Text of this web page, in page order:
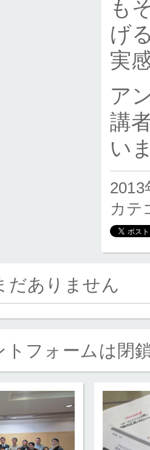
も
げ
実
ア
講
い
2013
カテ
だありません
トフォームは閉